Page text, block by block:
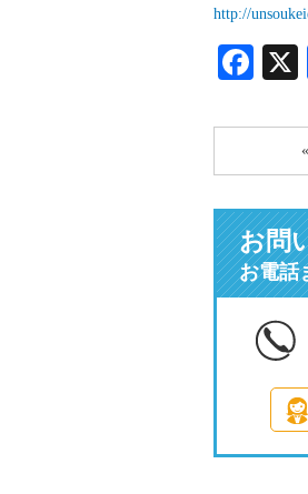
http://
お問
お電話